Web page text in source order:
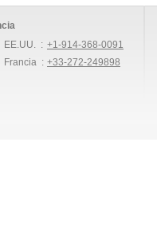
EE.UU. : +1-914-368-0091
Francia : +33-272-249898